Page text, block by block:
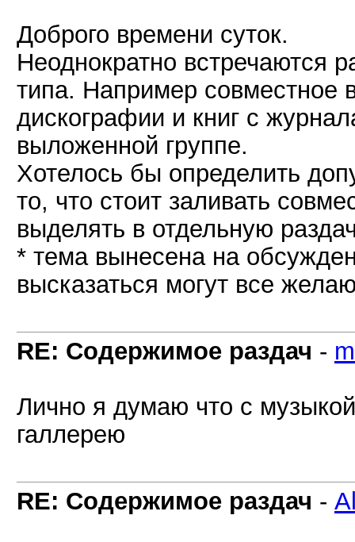
Доброго времени суток.
Неоднократно встречаются
типа. Например совместное
дискографии и книг с
выложенной группе.
Хотелось бы определить
то, что стоит заливать
выделять в отдельную
* тема вынесена на
высказаться могут все
RE: Содержимое раздач -
Лично я думаю что с
галлерею
RE: Содержимое раздач -